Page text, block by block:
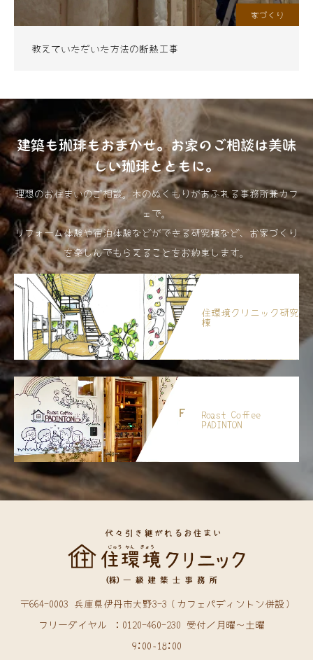
家づくり
教えていただいた方法の断熱工事
建築も珈琲もおまかせ。お家のご相談は美味
しい珈琲とともに。
理想のお住まいのご相談。木のぬくもりがあふれる事務所兼カフ
ェで。
リフォーム体験や宿泊体験などができる研究棟など、お家づくり
を楽しんでもらえることをお約束します。
住環境クリニック研究
棟
Roast Coffee
PADINTON
〒664-0003 兵庫県伊丹市大野3-3（カフェパディントン併設）
フリーダイヤル ：0120-460-230 受付／月曜〜土曜
9:00~18:00